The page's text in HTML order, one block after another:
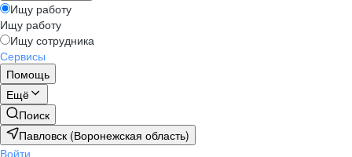
Ищу работу
Ищу работу
Ищу сотрудника
Сервисы
Помощь
Ещё
Поиск
Павловск (Воронежская область)
Войти